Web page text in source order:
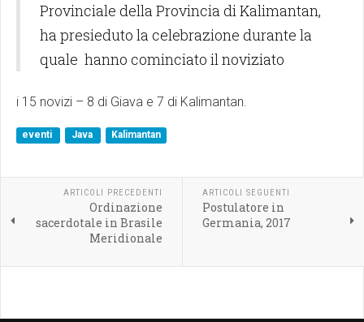
Provinciale della Provincia di Kalimantan,
ha presieduto la celebrazione durante la
quale hanno cominciato il noviziato
i 15 novizi – 8 di Giava e 7 di Kalimantan.
eventi Java Kalimantan
ARTICOLI PRECEDENTI
Ordinazione
sacerdotale in Brasile
Meridionale
ARTICOLI SEGUENTI
Postulatore in
Germania, 2017